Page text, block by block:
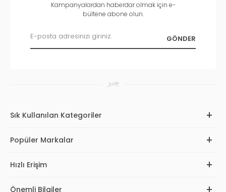
Kampanyalardan haberdar olmak için e-
bültene abone olun.
Sık Kullanılan Kategoriler
Popüler Markalar
Hızlı Erişim
Önemli Bilgiler